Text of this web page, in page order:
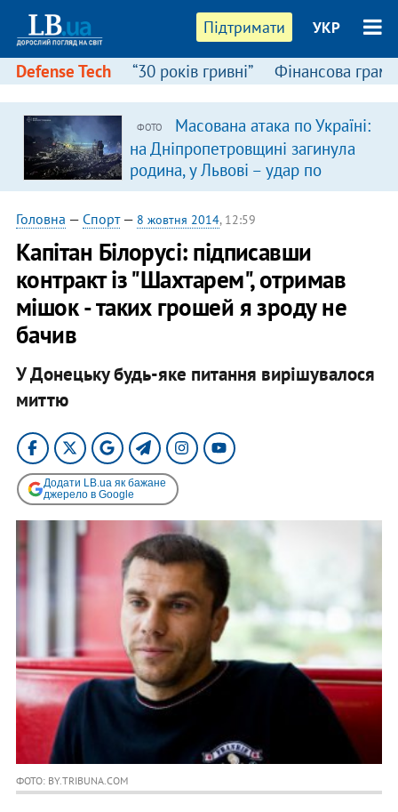
Підтримати УКР
Defense Tech “30 років гривні” Фінансова
ФОТО
Масована атака по Україні:
на Дніпропетровщині загинула
родина, у Львові – удар по
багатоповерхівках
(доповнюється)
Головна — Спорт— 8 жовтня 2014, 12:59
Капітан Білорусі: підписавши
контракт із "Шахтарем", отримав
мішок - таких грошей я зроду не
бачив
У Донецьку будь-яке питання вирішувалося
миттю
Додати LB.ua як бажане
джерело в Google
ФОТО: BY.TRIBUNA.COM